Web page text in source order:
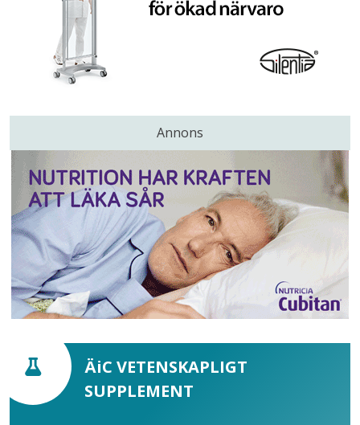
Annons
ÄiC VETENSKAPLIGT
SUPPLEMENT